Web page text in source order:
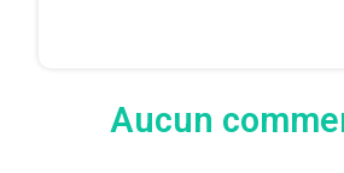
Aucun